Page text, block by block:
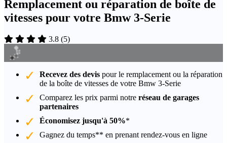
Remplacement ou réparation de boîte de
vitesses pour votre Bmw 3-Serie
3.8 (5)
Recevez des devis pour le remplacement ou la réparation
de la boîte de vitesses de votre Bmw 3-Serie
Comparez les prix parmi notre réseau de garages
partenaires
Économisez jusqu'à 50%*
Gagnez du temps** en prenant rendez-vous en ligne